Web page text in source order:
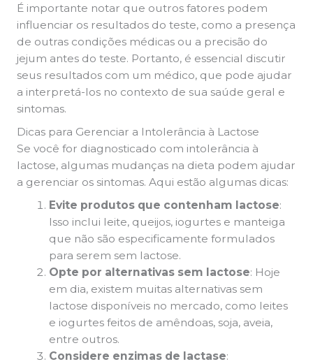
É importante notar que outros fatores podem
influenciar os resultados do teste, como a presença
de outras condições médicas ou a precisão do
jejum antes do teste. Portanto, é essencial discutir
seus resultados com um médico, que pode ajudar
a interpretá-los no contexto de sua saúde geral e
sintomas.
Dicas para Gerenciar a Intolerância à Lactose
Se você for diagnosticado com intolerância à
lactose, algumas mudanças na dieta podem ajudar
a gerenciar os sintomas. Aqui estão algumas dicas:
Evite produtos que contenham lactose:
Isso inclui leite, queijos, iogurtes e manteiga
que não são especificamente formulados
para serem sem lactose.
Opte por alternativas sem lactose: Hoje
em dia, existem muitas alternativas sem
lactose disponíveis no mercado, como leites
e iogurtes feitos de amêndoas, soja, aveia,
entre outros.
Considere enzimas de lactase: